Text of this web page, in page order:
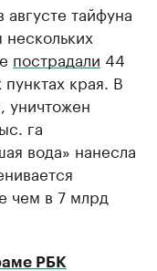
тайфуна
пострадали 44
края. В
уничтожен
га
вода» нанесла
чем в 7 млрд
РБК